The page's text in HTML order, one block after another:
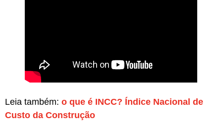
Leia também: o que é INCC? Índice Nacional de
Custo da Construção